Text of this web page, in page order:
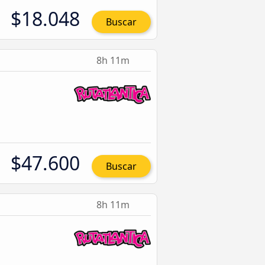
$18.048 Buscar
8h 11m
$47.600 Buscar
8h 11m